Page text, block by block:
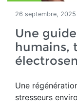
26 septembre, 2025
Une
humains,
Une
stresseurs